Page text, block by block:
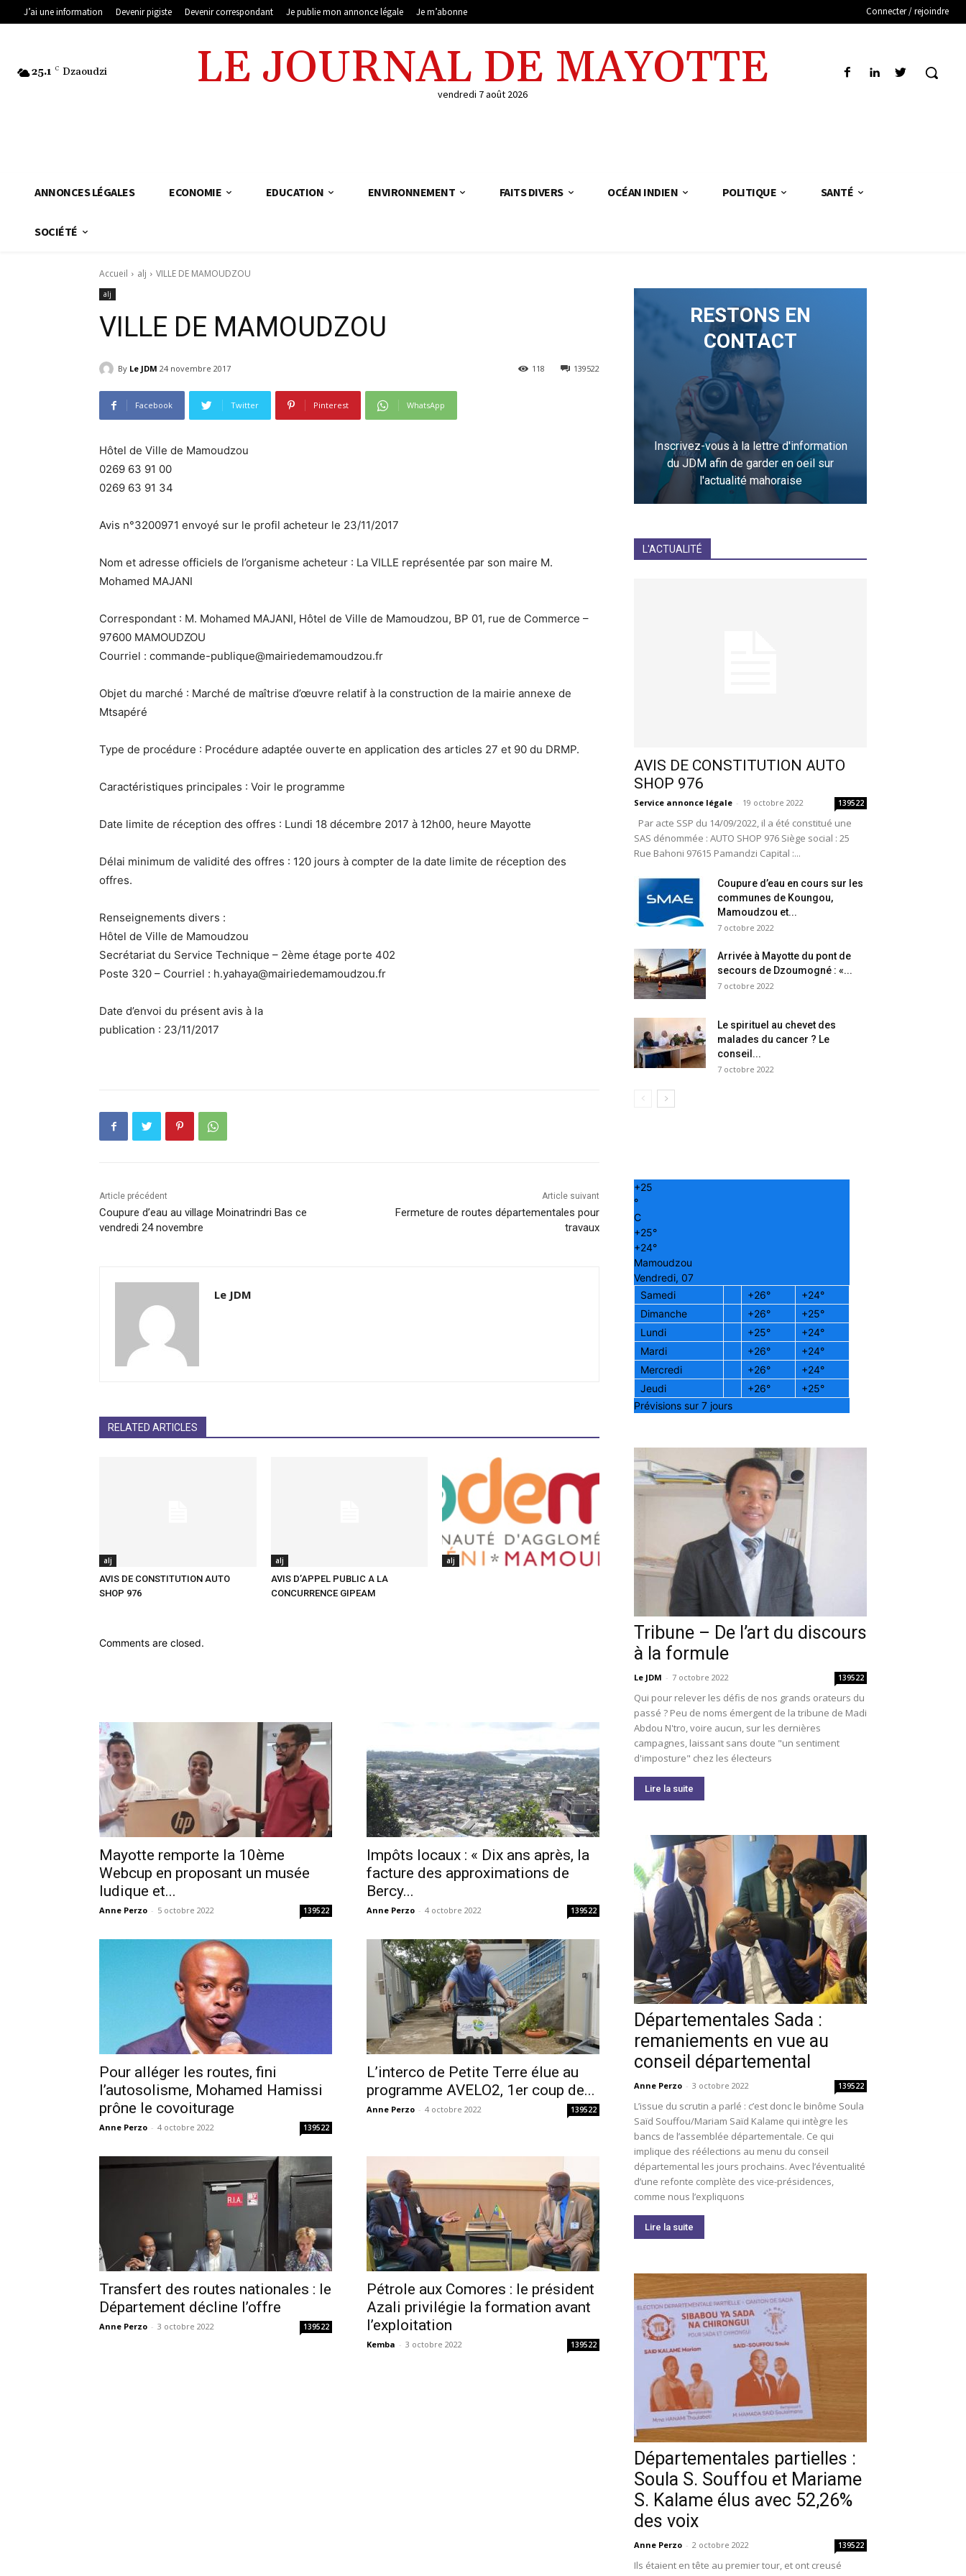
J’ai une information Devenir pigiste Devenir correspondant Je publie mon annonce légale Je m’abonne Connecter / rejoindre
25.1 C Dzaoudzi LE JOURNAL DE MAYOTTE
vendredi 7 août 2026
ANNONCES LÉGALES ECONOMIE EDUCATION ENVIRONNEMENT FAITS DIVERS OCÉAN INDIEN POLITIQUE SANTÉ
SOCIÉTÉ
Accueil alj VILLE DE MAMOUDZOU
alj
VILLE DE MAMOUDZOU
By Le JDM 24 novembre 2017 139522
118
Facebook Twitter Pinterest WhatsApp
Hôtel de Ville de Mamoudzou
0269 63 91 00
0269 63 91 34
Avis n°3200971 envoyé sur le profil acheteur le 23/11/2017
Nom et adresse officiels de l’organisme acheteur : La VILLE représentée par son maire M.
Mohamed MAJANI
Correspondant : M. Mohamed MAJANI, Hôtel de Ville de Mamoudzou, BP 01, rue de Commerce –
97600 MAMOUDZOU
Courriel : commande-publique@mairiedemamoudzou.fr
Objet du marché : Marché de maîtrise d’œuvre relatif à la construction de la mairie annexe de
Mtsapéré
Type de procédure : Procédure adaptée ouverte en application des articles 27 et 90 du DRMP.
Caractéristiques principales : Voir le programme
Date limite de réception des offres : Lundi 18 décembre 2017 à 12h00, heure Mayotte
Délai minimum de validité des offres : 120 jours à compter de la date limite de réception des
offres.
Renseignements divers :
Hôtel de Ville de Mamoudzou
Secrétariat du Service Technique – 2ème étage porte 402
Poste 320 – Courriel : h.yahaya@mairiedemamoudzou.fr
Date d’envoi du présent avis à la
publication : 23/11/2017
Article précédent
Coupure d’eau au village Moinatrindri Bas ce
vendredi 24 novembre
Article suivant
Fermeture de routes départementales pour
travaux
Le JDM
RELATED ARTICLES
alj
AVIS DE CONSTITUTION AUTO
SHOP 976
alj
AVIS D’APPEL PUBLIC A LA
CONCURRENCE GIPEAM
alj
Comments are closed.
Mayotte remporte la 10ème
Webcup en proposant un musée
ludique et...
Anne Perzo - 5 octobre 2022 139522
Impôts locaux : « Dix ans après, la
facture des approximations de
Bercy...
Anne Perzo - 4 octobre 2022 139522
Pour alléger les routes, fini
l’autosolisme, Mohamed Hamissi
prône le covoiturage
Anne Perzo - 4 octobre 2022 139522
L’interco de Petite Terre élue au
programme AVELO2, 1er coup de...
Anne Perzo - 4 octobre 2022 139522
Transfert des routes nationales : le
Département décline l’offre
Anne Perzo - 3 octobre 2022 139522
Pétrole aux Comores : le président
Azali privilégie la formation avant
l’exploitation
Kemba - 3 octobre 2022 139522
RESTONS EN
CONTACT
Inscrivez-vous à la lettre d'information
du JDM afin de garder en oeil sur
l'actualité mahoraise
L'ACTUALITÉ
AVIS DE CONSTITUTION AUTO
SHOP 976
Service annonce légale - 19 octobre 2022 139522
Par acte SSP du 14/09/2022, il a été constitué une
SAS dénommée : AUTO SHOP 976 Siège social : 25
Rue Bahoni 97615 Pamandzi Capital :...
Coupure d’eau en cours sur les
communes de Koungou,
Mamoudzou et...
7 octobre 2022
Arrivée à Mayotte du pont de
secours de Dzoumogné : «...
7 octobre 2022
Le spirituel au chevet des
malades du cancer ? Le
conseil...
7 octobre 2022
+25
°
C
+25°
+24°
Mamoudzou
Vendredi, 07
Samedi
+26° +24°
Dimanche
+26° +25°
Lundi
+25° +24°
Mardi
+26° +24°
Mercredi
+26° +24°
Jeudi
+26° +25°
Prévisions sur 7 jours
Tribune – De l’art du discours
à la formule
Le JDM - 7 octobre 2022 139522
Qui pour relever les défis de nos grands orateurs du
passé ? Peu de noms émergent de la tribune de Madi
Abdou N'tro, voire aucun, sur les dernières
campagnes, laissant sans doute "un sentiment
d'imposture" chez les électeurs
Lire la suite
Départementales Sada :
remaniements en vue au
conseil départemental
Anne Perzo - 3 octobre 2022 139522
L’issue du scrutin a parlé : c’est donc le binôme Soula
Saïd Souffou/Mariam Saïd Kalame qui intègre les
bancs de l’assemblée départementale. Ce qui
implique des réélections au menu du conseil
départemental les jours prochains. Avec l’éventualité
d’une refonte complète des vice-présidences,
comme nous l’expliquons
Lire la suite
Départementales partielles :
Soula S. Souffou et Mariame
S. Kalame élus avec 52,26%
des voix
Anne Perzo - 2 octobre 2022 139522
Ils étaient en tête au premier tour, et ont creusé